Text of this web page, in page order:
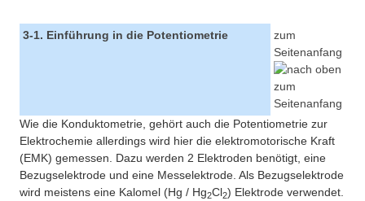
3-1. Einführung in die Potentiometrie
zum
Seitenanfang
Wie die Konduktometrie, gehört auch die Potentiometrie zur
Elektrochemie allerdings wird hier die elektromotorische Kraft
(EMK) gemessen. Dazu werden 2 Elektroden benötigt, eine
Bezugselektrode und eine Messelektrode. Als Bezugselektrode
wird meistens eine Kalomel (Hg / Hg2Cl2) Elektrode verwendet.